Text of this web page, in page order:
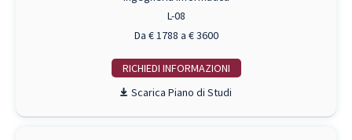
L-08
Da € 1788 a € 3600
RICHIEDI INFO
Piano di Studi